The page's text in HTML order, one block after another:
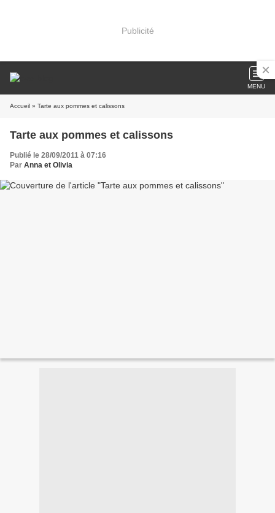
Publicité
MENU
Accueil » Tarte aux pommes et calissons
Tarte aux pommes et calissons
Publié le 28/09/2011 à 07:16
Par Anna et Olivia